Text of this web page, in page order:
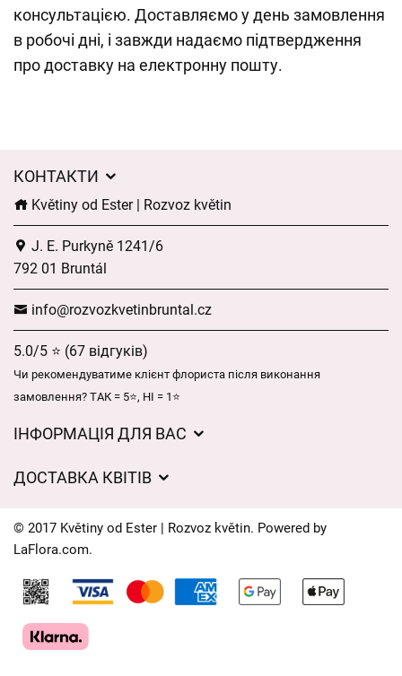
консультацією. Доставляємо у день замовлення
в робочі дні, і завжди надаємо підтвердження
про доставку на електронну пошту.
КОНТАКТИ
Květiny od Ester | Rozvoz květin
J. E. Purkyně 1241/6
792 01 Bruntál
info@rozvozkvetinbruntal.cz
5.0/5 ⭐ (67 відгуків)
Чи рекомендуватиме клієнт флориста після виконання
замовлення? ТАК = 5⭐, НІ = 1⭐
ІНФОРМАЦІЯ ДЛЯ ВАС
Захист персональних даних
Час доставки квітів – огляд можливостей
ДОСТАВКА КВІТІВ
Куди ми доставляємо квіти
Контакти
© 2017 Květiny od Ester | Rozvoz květin. Powered by
LaFlora.com.